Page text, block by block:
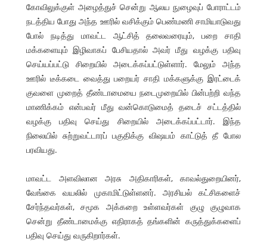
கோவிலுக்குள் அழைத்துச் சென்று ஆலய நுழைவுப் போராட்டம்
நடத்திய போது அந்த ஊரில் வசிக்கும் பெண்மணி சாமியாடுவது
போல் நடித்து மாவட்ட ஆட்சித் தலைவரையும், பறை சாதி
மக்களையும் இழிவாகப் பேசியதால் அவர் மீது வழக்கு பதிவு
செய்யப்பட்டு சிறையில் அடைக்கப்பட்டுள்ளார். மேலும் அந்த
ஊரில் டீக்கடை வைத்து பறையர் சாதி மக்களுக்கு இரட்டைக்
குவளை முறைத் தீண்டாமையை நடைமுறையில் பின்பற்றி வந்த
மாணிக்கம் என்பவர் மீது வன்கொடுமைத் தடைச் சட்டத்தில்
வழக்கு பதிவு செய்து சிறையில் அடைக்கப்பட்டார். இந்த
நிலையில் சுற்றுவட்டாரப் பகுதிக்கு விஷயம் காட்டுத் தீ போல
பரவியது.
மாவட்ட அளவிலான அரசு அதிகாரிகள், காவல்துறையினர்,
வேங்கை வயலில் முகாமிட்டுள்ளனர். அரசியல் கட்சிகளைச்
சேர்ந்தவர்கள், சமூக அக்கறை உள்ளவர்கள் குழு குழுவாக
சென்று தீண்டாமைக்கு எதிராகத் தங்களின் கருத்துக்களைப்
பதிவு செய்து வருகிறார்கள்.